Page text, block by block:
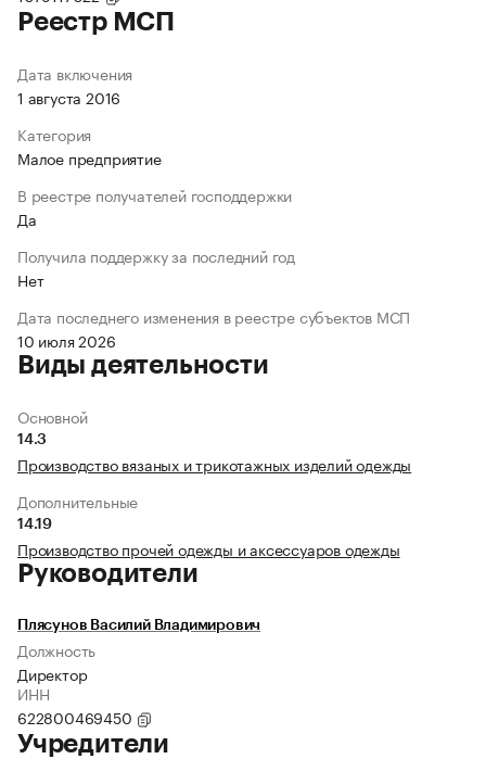
Реестр МСП
Дата включения
1 августа 2016
Категория
Малое предприятие
В реестре получателей господдержки
Да
Получила поддержку за последний год
Нет
Дата последнего изменения в реестре субъектов МСП
10 июля 2026
Виды деятельности
Основной
14.3
Производство вязаных и трикотажных изделий одежды
Дополнительные
14.19
Производство прочей одежды и аксессуаров одежды
Руководители
Плясунов Василий Владимирович
Должность
Директор
ИНН
622800469450
Учредители